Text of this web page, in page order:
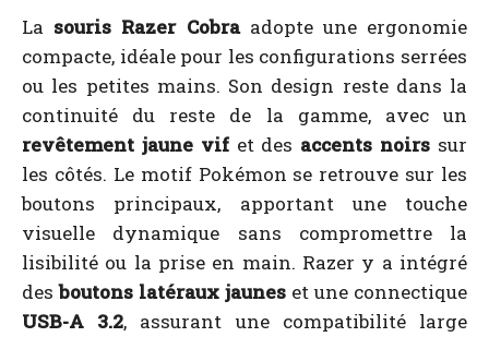
La souris Razer Cobraadopte une ergonomie
compacte, idéale pour les configurations serrées
ou les petites mains. Son design reste dans la
continuité du reste de la gamme, avec un
revêtement jaune vifet des accents noirs sur
les côtés. Le motif Pokémon se retrouve sur les
boutons principaux, apportant une touche
visuelle dynamique sans compromettre la
lisibilité ou la prise en main. Razer y a intégré
desboutons latéraux jaunes et une connectique
USB-A 3.2, assurant une compatibilité large